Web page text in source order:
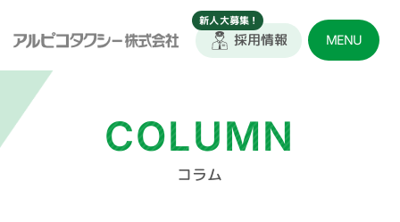
MENU
採用情報
コラム
COLUMN